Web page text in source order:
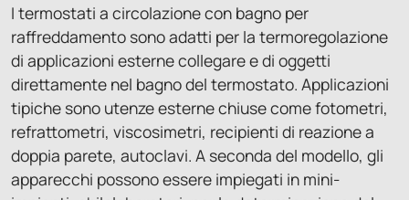
I termostati a circolazione con bagno per
raffreddamento sono adatti per la termoregolazione
di applicazioni esterne collegare e di oggetti
direttamente nel bagno del termostato. Applicazioni
tipiche sono utenze esterne chiuse come fotometri,
refrattometri, viscosimetri, recipienti di reazione a
doppia parete, autoclavi. A seconda del modello, gli
apparecchi possono essere impiegati in mini-